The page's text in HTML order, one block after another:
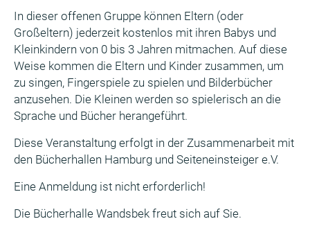
In dieser offenen Gruppe können Eltern (oder
Großeltern) jederzeit kostenlos mit ihren Babys und
Kleinkindern von 0 bis 3 Jahren mitmachen. Auf diese
Weise kommen die Eltern und Kinder zusammen, um
zu singen, Fingerspiele zu spielen und Bilderbücher
anzusehen. Die Kleinen werden so spielerisch an die
Sprache und Bücher herangeführt.
Diese Veranstaltung erfolgt in der Zusammenarbeit mit
den Bücherhallen Hamburg und Seiteneinsteiger e.V.
Eine Anmeldung ist nicht erforderlich!
Die Bücherhalle Wandsbek freut sich auf Sie.